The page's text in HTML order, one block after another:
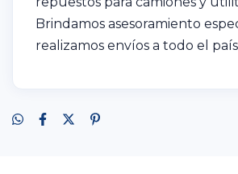
Brindamos asesoramiento
realizamos envíos a todo el